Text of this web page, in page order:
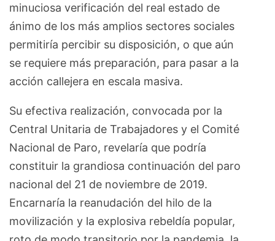
minuciosa verificación del real estado de
ánimo de los más amplios sectores sociales
permitiría percibir su disposición, o que aún
se requiere más preparación, para pasar a la
acción callejera en escala masiva.
Su efectiva realización, convocada por la
Central Unitaria de Trabajadores y el Comité
Nacional de Paro, revelaría que podría
constituir la grandiosa continuación del paro
nacional del 21 de noviembre de 2019.
Encarnaría la reanudación del hilo de la
movilización y la explosiva rebeldía popular,